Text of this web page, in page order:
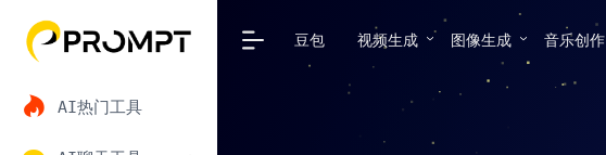
AI热门工具
豆包 视频生成 图像生成 音乐创作